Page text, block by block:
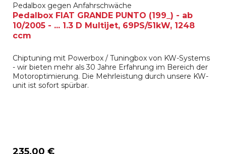
Pedalbox gegen Anfahrschwäche
Pedalbox FIAT GRANDE PUNTO (199_) - ab
10/2005 - ... 1.3 D Multijet, 69PS/51kW, 1248
ccm
Chiptuning mit Powerbox / Tuningbox von KW-Systems
- wir bieten mehr als 30 Jahre Erfahrung im Bereich der
Motoroptimierung. Die Mehrleistung durch unsere KW-
unit ist sofort spürbar.
235,00 €